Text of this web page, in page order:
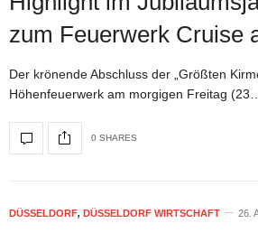
zum Feuerwerk Cruise
Der krönende Abschluss der „Größten
Höhenfeuerwerk am morgigen Freitag (23…
0 SHARES
DÜSSELDORF, DÜSSELDORF WIRTSCHAFT 26.